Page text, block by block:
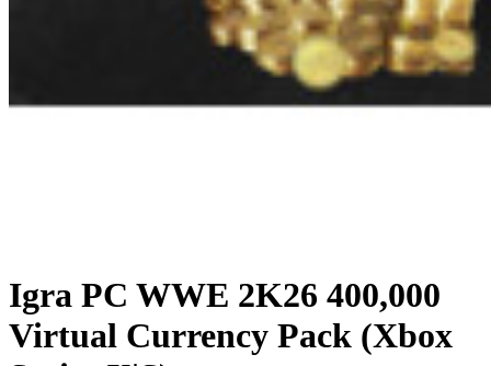
Igra PC WWE 2K26 400,000
Virtual Currency Pack (Xbox